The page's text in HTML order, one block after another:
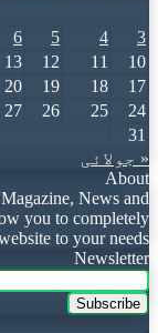
3
4
5
6
10
11
12
13
17
18
19
20
24
25
26
27
31
« جولائی
About
News and
you to completely
to your needs.
Newsletter
Enter
your
Email